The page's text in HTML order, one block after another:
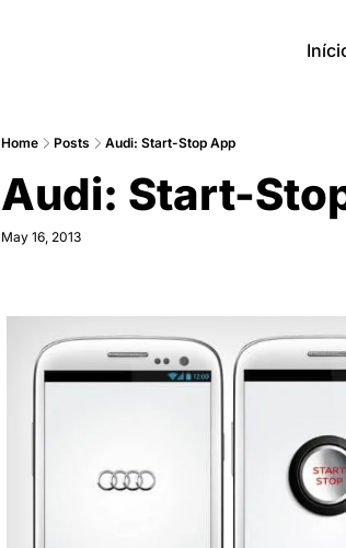
Home Posts Audi: Start-Stop App
Audi: Start-
May 16, 2013